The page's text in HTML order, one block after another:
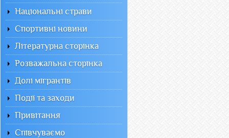
Національні страви
Спортивні новини
Літературна сторінка
Розважальна сторінка
Долі мігрантів
Події та заходи
Привітання
Співчуваємо